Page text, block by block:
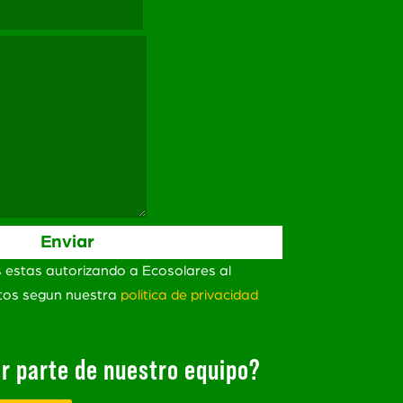
estas autorizando a Ecosolares al
segun nuestra politica de privacidad
parte de nuestro equipo?